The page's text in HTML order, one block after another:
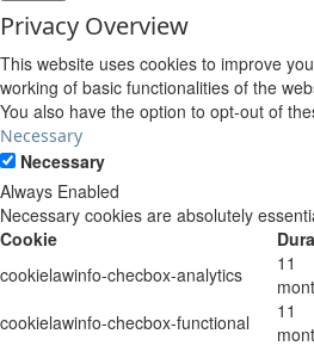
Privacy Overview
This website uses cookies to improve
working of basic functionalities of the
You also have the option to opt-out of
Necessary
Necessary
Always Enabled
Necessary cookies are absolutely
Cookie
cookielawinfo-checbox-analytics
11
cookielawinfo-checbox-functional
11